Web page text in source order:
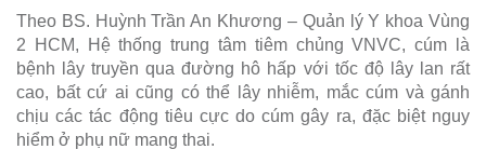
Theo BS. Huỳnh Trần An Khương – Quản lý Y khoa Vùng
2 HCM, Hệ thống trung tâm tiêm chủng VNVC, cúm là
bệnh lây truyền qua đường hô hấp với tốc độ lây lan rất
cao, bất cứ ai cũng có thể lây nhiễm, mắc cúm và gánh
chịu các tác động tiêu cực do cúm gây ra, đặc biệt nguy
hiểm ở phụ nữ mang thai.